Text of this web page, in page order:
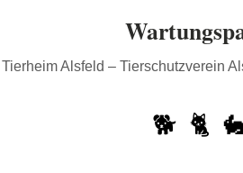
Tierheim Alsfeld – Tierschutzverein
🐕 🐈